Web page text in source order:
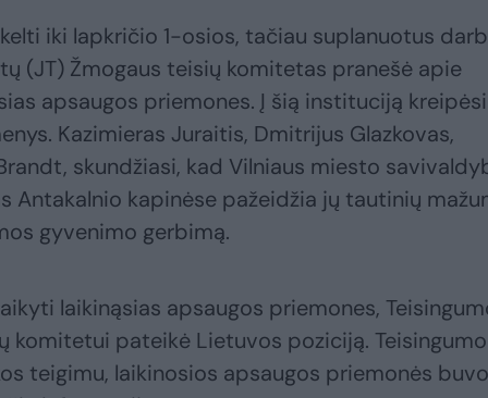
iki lapkričio 1-osios, tačiau suplanuotus
(JT) Žmogaus teisių komitetas pranešė apie
apsaugos priemones. Į šią instituciją kreipėsi
Kazimieras Juraitis, Dmitrijus Glazkovas,
skundžiasi, kad Vilniaus miesto
kapinėse pažeidžia jų tautinių
gyvenimo gerbimą.
laikinąsias apsaugos priemones,
komitetui pateikė Lietuvos poziciją. Teisingumo
teigimu, laikinosios apsaugos priemonės buvo